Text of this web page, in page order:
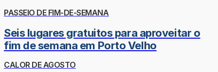
PASSEIO DE FIM-DE-SEMANA
Seis lugares gratuitos para aproveitar o
fim de semana em Porto Velho
CALOR DE AGOSTO